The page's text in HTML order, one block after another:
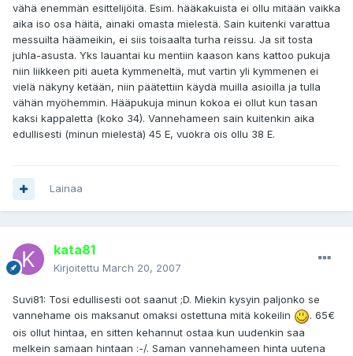
vähä enemmän esittelijöitä. Esim. hääkakuista ei ollu mitään vaikka
aika iso osa häitä, ainaki omasta mielestä. Sain kuitenki varattua
messuilta häämeikin, ei siis toisaalta turha reissu. Ja sit tosta
juhla-asusta. Yks lauantai ku mentiin kaason kans kattoo pukuja
niin liikkeen piti aueta kymmeneltä, mut vartin yli kymmenen ei
vielä näkyny ketään, niin päätettiin käydä muilla asioilla ja tulla
vähän myöhemmin. Hääpukuja minun kokoa ei ollut kun tasan
kaksi kappaletta (koko 34). Vannehameen sain kuitenkin aika
edullisesti (minun mielestä) 45 E, vuokra ois ollu 38 E.
Lainaa
kata81
Kirjoitettu March 20, 2007
Suvi81: Tosi edullisesti oot saanut ;D. Miekin kysyin paljonko se
vannehame ois maksanut omaksi ostettuna mitä kokeilin
. 65€
ois ollut hintaa, en sitten kehannut ostaa kun uudenkin saa
melkein samaan hintaan :-/. Saman vannehameen hinta uutena